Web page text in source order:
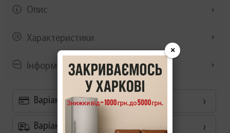
Опис
Характеристики
Інформація/демонстрація
Варіанти оплати
Варіанти доставки
×